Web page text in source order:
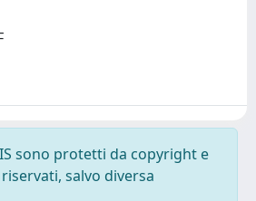
sono protetti da copyright e
salvo diversa